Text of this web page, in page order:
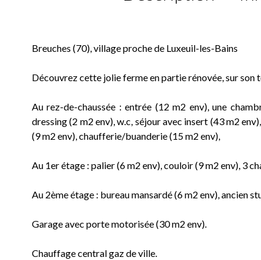
Breuches (70), village proche de Luxeuil-les-Bains
Découvrez cette jolie ferme en partie rénovée, sur son
Au rez-de-chaussée : entrée (12 m2 env), une
dressing (2 m2 env), w.c, séjour avec insert (43 m2
(9 m2 env), chaufferie/buanderie (15 m2 env),
Au 1er étage : palier (6 m2 env), couloir (9 m2 env), 3
Au 2ème étage : bureau mansardé (6 m2 env), ancien
Garage avec porte motorisée (30 m2 env).
Chauffage central gaz de ville.